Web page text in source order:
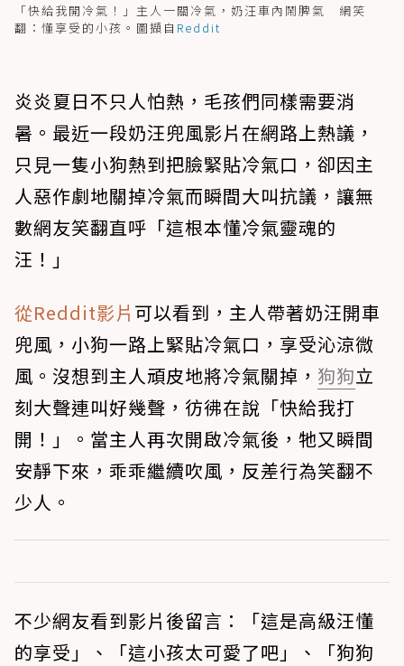
「快給我開冷氣！」主人一關冷氣，奶汪車內鬧脾氣 網笑
翻：懂享受的小孩。圖擷自 Reddit
炎炎夏日不只人怕熱，毛孩們同樣需要消
暑。最近一段奶汪兜風影片在網路上熱議，
只見一隻小狗熱到把臉緊貼冷氣口，卻因主
人惡作劇地關掉冷氣而瞬間大叫抗議，讓無
數網友笑翻直呼「這根本懂冷氣靈魂的
汪！」
從Reddit影片 可以看到，主人帶著奶汪開車
兜風，小狗一路上緊貼冷氣口，享受沁涼微
風。沒想到主人頑皮地將冷氣關掉， 狗狗立
刻大聲連叫好幾聲，彷彿在說「快給我打
開！」。當主人再次開啟冷氣後，牠又瞬間
安靜下來，乖乖繼續吹風，反差行為笑翻不
少人。
不少網友看到影片後留言：「這是高級汪懂
的享受」、「這小孩太可愛了吧」、「狗狗